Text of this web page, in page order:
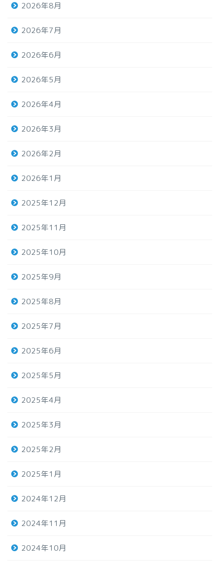
2026年8月
2026年7月
2026年6月
2026年5月
2026年4月
2026年3月
2026年2月
2026年1月
2025年12月
2025年11月
2025年10月
2025年9月
2025年8月
2025年7月
2025年6月
2025年5月
2025年4月
2025年3月
2025年2月
2025年1月
2024年12月
2024年11月
2024年10月